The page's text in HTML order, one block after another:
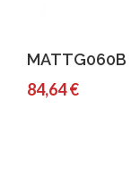
Comprar
MATTG060B
84,64 €